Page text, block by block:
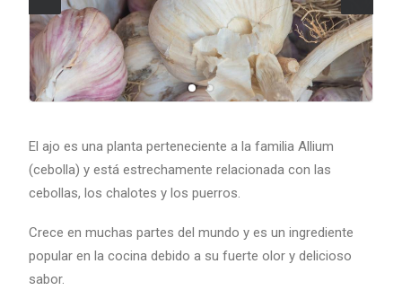
El ajo es una planta perteneciente a la familia Allium
(cebolla) y está estrechamente relacionada con las
cebollas, los chalotes y los puerros.
Crece en muchas partes del mundo y es un ingrediente
popular en la cocina debido a su fuerte olor y delicioso
sabor.